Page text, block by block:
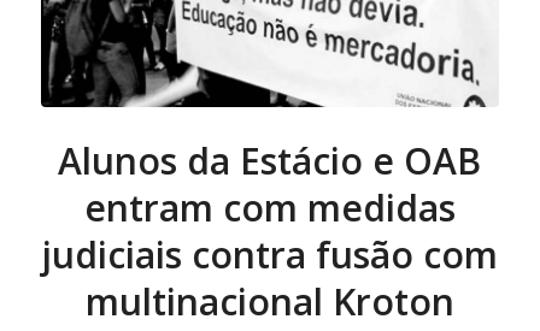
Alunos da Estácio e OAB
entram com medidas
judiciais contra fusão com
multinacional Kroton